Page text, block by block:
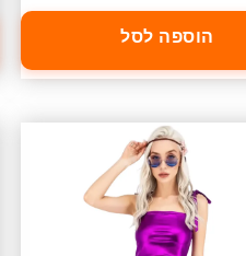
הוספה לסל